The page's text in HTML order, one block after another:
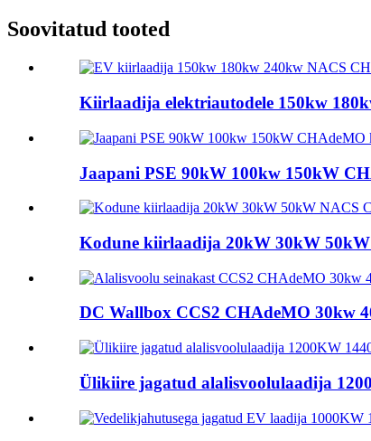
Soovitatud tooted
Kiirlaadija elektriautodele 150kw
Jaapani PSE 90kW 100kw 150kW
Kodune kiirlaadija 20kW 30kW
DC Wallbox CCS2 CHAdeMO 30kw
Ülikiire jagatud alalisvoolulaadija